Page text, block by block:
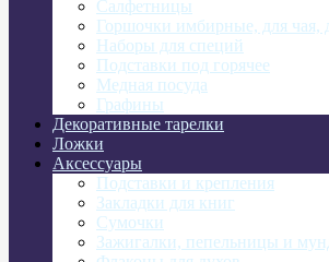
Салфетницы
Горшочки имбирные, для чая,
Наборы для специй
Подставки под горячее
Медная посуда
Графины
Декоративные тарелки
Ложки
Аксессуары
Подставки и крепления
Закладки для книг
Сумочки
Зажигалки, пепельницы и